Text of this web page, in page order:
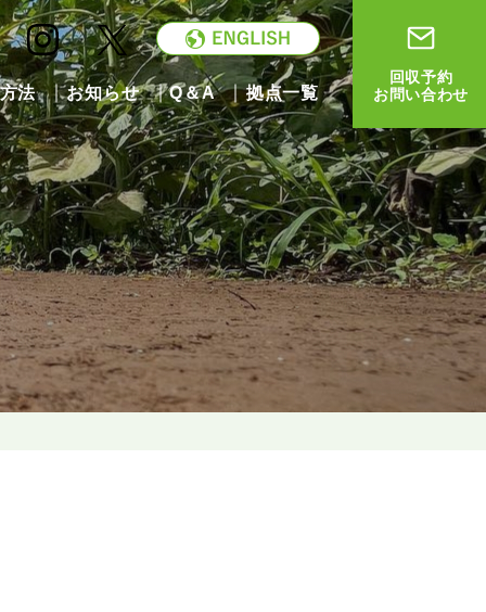
法 お知らせ Q＆A 拠点一覧
回収予約
お問い合わせ